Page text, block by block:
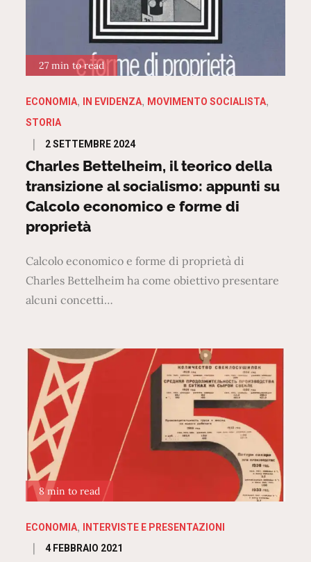
27 min to read
ECONOMIA IN EVIDENZA
MOVIMENTO SOCIALISTA
STORIA
Posted
on
2 SETTEMBRE 2024
Charles Bettelheim, il teorico della
transizione al socialismo: appunti su
Calcolo economico e forme di
proprietà
Calcolo economico e forme di proprietà di
Charles Bettelheim ha come obiettivo presentare
alcuni concetti…
8 min to read
ECONOMIA INTERVISTE E PRESENTAZIONI
Posted
4 FEBBRAIO 2021